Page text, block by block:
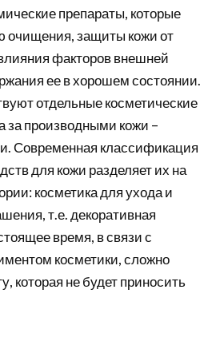
препараты, которые
очищения, защиты кожи от
факторов внешней
ее в хорошем состоянии.
отдельные косметические
за производными кожи –
Современная классификация
для кожи разделяет их на
косметика для ухода и
т.е. декоративная
время, в связи с
косметики, сложно
которая не будет приносить